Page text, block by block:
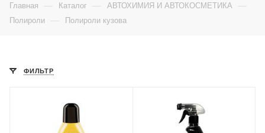
Главная — Каталог — АВТОХИМИЯ И АВТОКОСМЕТИКА —
Полироли — Полироли кузова
ФИЛЬТР